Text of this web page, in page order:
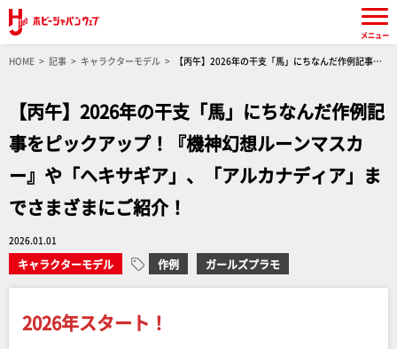
HOME 記事 キャラクターモデル
【丙午】2026年の干支「馬」にちなんだ作例記事を
【丙午】2026年の干支「馬」にちなんだ作例記
事をピックアップ！『機神幻想ルーンマスカ
ー』や「ヘキサギア」、「アルカナディア」ま
でさまざまにご紹介！
2026.01.01
キャラクターモデル 作例 ガールズプラモ
2026年スタート！
メニュー